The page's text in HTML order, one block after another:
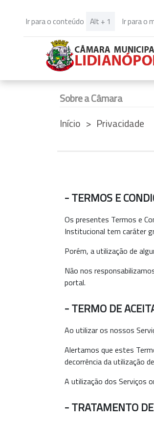
Ir para o conteúdo Alt + 1 Ir para o
Sobre a Câmara
Início
Privacidade
- TERMOS E
Os presentes Termos e
Institucional tem caráter
Porém, a utilização de
Não nos
portal.
- TERMO DE
Ao utilizar os nossos
Alertamos que estes
decorrência da utilização
A utilização dos Serviços
- TRATAMENTO